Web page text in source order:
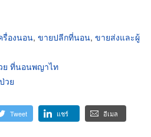
รื่องนอน, ขายปลีกที่นอน, ขายส่งและผู้
ย ที่นอนพญาไท
วย
Tweet แชร์ อีเมล